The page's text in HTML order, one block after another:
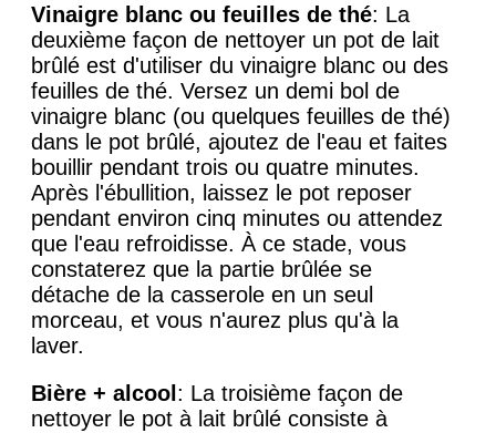
Vinaigre blanc ou feuilles de thé: La
deuxième façon de nettoyer un pot de lait
brûlé est d'utiliser du vinaigre blanc ou des
feuilles de thé. Versez un demi bol de
vinaigre blanc (ou quelques feuilles de thé)
dans le pot brûlé, ajoutez de l'eau et faites
bouillir pendant trois ou quatre minutes.
Après l'ébullition, laissez le pot reposer
pendant environ cinq minutes ou attendez
que l'eau refroidisse. À ce stade, vous
constaterez que la partie brûlée se
détache de la casserole en un seul
morceau, et vous n'aurez plus qu'à la
laver.
Bière + alcool: La troisième façon de
nettoyer le pot à lait brûlé consiste à